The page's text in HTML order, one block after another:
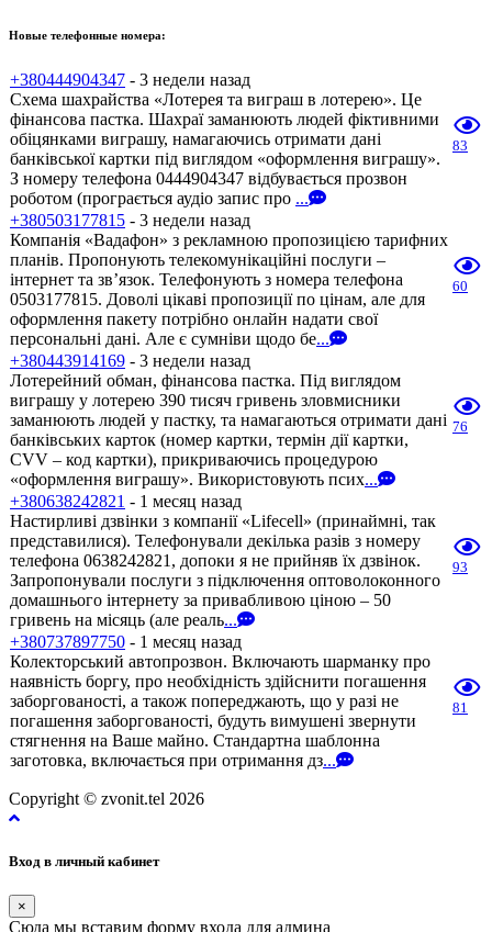
Новые телефонные номера:
+380444904347 - 3 недели назад
Схема шахрайства «Лотерея та виграш в лотерею». Це
фінансова пастка. Шахраї заманюють людей фіктивними
обіцянками виграшу, намагаючись отримати дані
банківської картки під виглядом «оформлення виграшу».
З номеру телефона 0444904347 відбувається прозвон
роботом (програється аудіо запис про ...
83
+380503177815 - 3 недели назад
Компанія «Вадафон» з рекламною пропозицією тарифних
планів. Пропонують телекомунікаційні послуги –
інтернет та зв’язок. Телефонують з номера телефона
0503177815. Доволі цікаві пропозиції по цінам, але для
оформлення пакету потрібно онлайн надати свої
персональні дані. Але є сумніви щодо бе...
60
+380443914169 - 3 недели назад
Лотерейний обман, фінансова пастка. Під виглядом
виграшу у лотерею 390 тисяч гривень зловмисники
заманюють людей у пастку, та намагаються отримати дані
банківських карток (номер картки, термін дії картки,
CVV – код картки), прикриваючись процедурою
«оформлення виграшу». Використовують псих...
76
+380638242821 - 1 месяц назад
Настирливі дзвінки з компанії «Lifecell» (принаймні, так
представилися). Телефонували декілька разів з номеру
телефона 0638242821, допоки я не прийняв їх дзвінок.
Запропонували послуги з підключення оптоволоконного
домашнього інтернету за привабливою ціною – 50
гривень на місяць (але реаль...
93
+380737897750 - 1 месяц назад
Колекторський автопрозвон. Включають шарманку про
наявність боргу, про необхідність здійснити погашення
заборгованості, а також попереджають, що у разі не
погашення заборгованості, будуть вимушені звернути
стягнення на Ваше майно. Стандартна шаблонна
заготовка, включається при отримання дз...
81
Copyright © zvonit.tel 2026
Вход в личный кабинет
×
Сюда мы вставим форму входа для админа